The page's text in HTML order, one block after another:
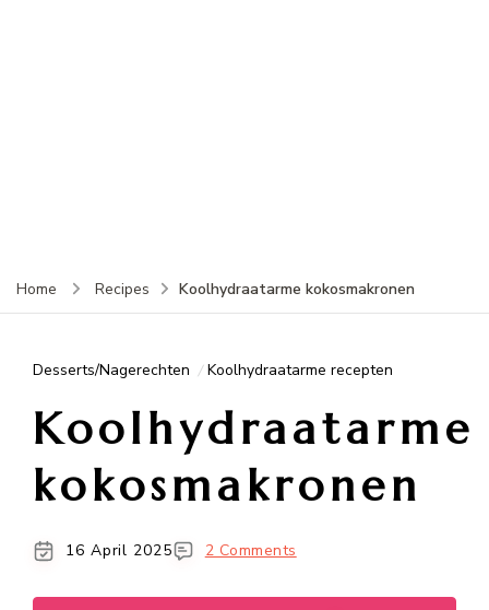
Home Recipes Koolhydraatarme kokosmakronen
Desserts/Nagerechten Koolhydraatarme recepten
Koolhydraatarme
kokosmakronen
16 April 2025 2 Comments